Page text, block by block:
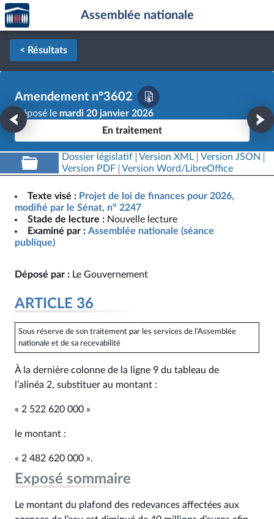
Aller au contenu
Aller en bas de la page
Accèder
à la
page
d'accueil
Assemblée nationale
< Résultats
Amendement n°3602
Déposé le mardi 20 janvier 2026
En traitement
Dossier législatif Version XML
Version JSON
Version PDF
Version Word/LibreOffice
Texte visé : Projet de loi de finances pour 2026,
modifié par le Sénat, n° 2247
Stade de lecture : Nouvelle lecture
Examiné par : Assemblée nationale (séance
publique)
Déposé par : Le Gouvernement
ARTICLE 36
Sous réserve de son traitement par les services de l'Assemblée
nationale et de sa recevabilité
À la dernière colonne de la ligne 9 du tableau de
l’alinéa 2, substituer au montant :
« 2 522 620 000 »
le montant :
« 2 482 620 000 ».
Exposé sommaire
Le montant du plafond des redevances affectées aux